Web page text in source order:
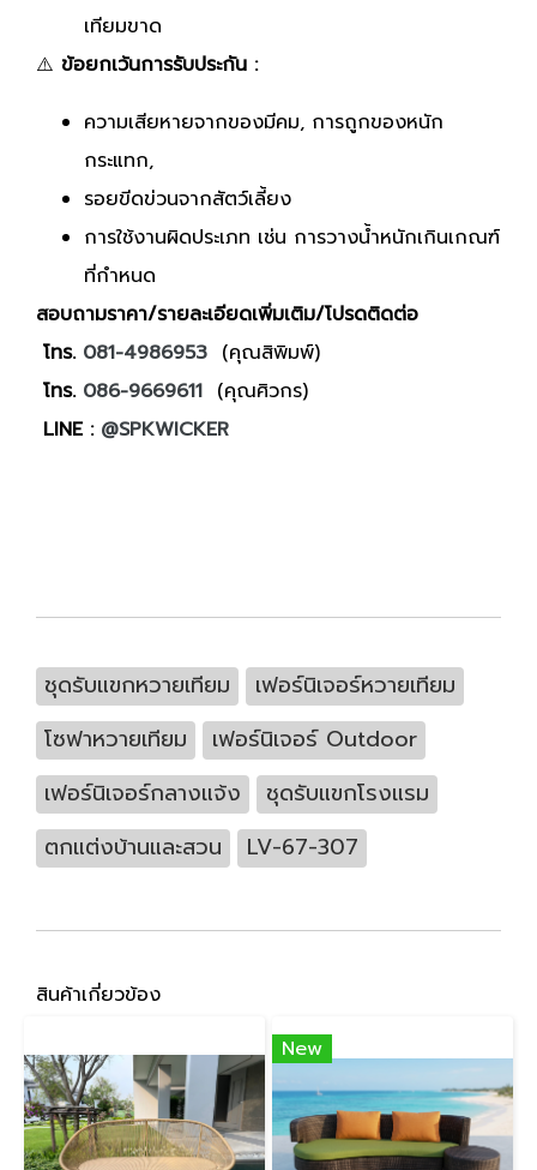
เทียมขาด
⚠️ ข้อยกเว้นการรับประกัน :
ความเสียหายจากของมีคม, การถูกของหนัก
กระแทก,
รอยขีดข่วนจากสัตว์เลี้ยง
การใช้งานผิดประเภท เช่น การวางน้ำหนักเกินเกณฑ์
ที่กำหนด
สอบถามราคา/รายละเอียดเพิ่มเติม/โปรดติดต่อ
โทร. 081-4986953 (คุณสิพิมพ์)
โทร. 086-9669611 (คุณศิวกร)
LINE : @SPKWICKER
ชุดรับแขกหวายเทียม
เฟอร์นิเจอร์หวายเทียม
โซฟาหวายเทียม
เฟอร์นิเจอร์ Outdoor
เฟอร์นิเจอร์กลางแจ้ง
ชุดรับแขกโรงแรม
ตกแต่งบ้านและสวน
LV-67-307
สินค้าเกี่ยวข้อง
New